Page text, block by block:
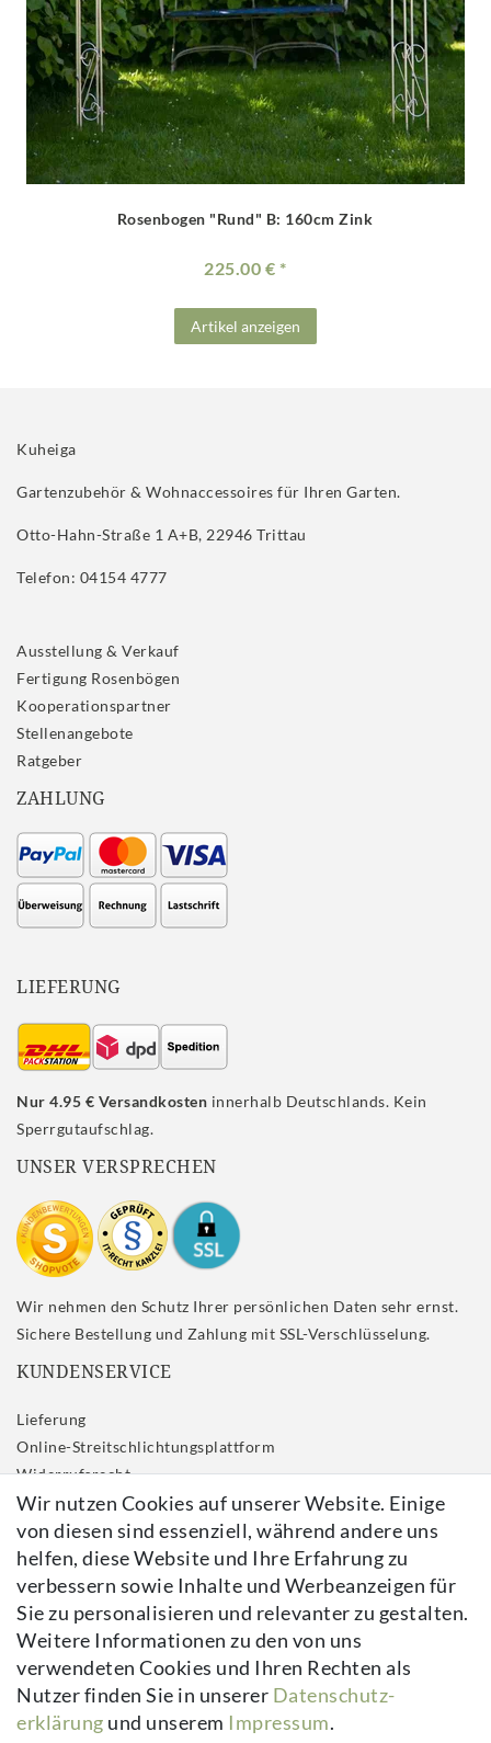
Rosenbogen "Rund" B: 160cm Zink
225.00 €
Artikel anzeigen
Kuheiga
Gartenzubehör & Wohnaccessoires für Ihren Garten.
Otto-Hahn-Straße 1 A+B, 22946 Trittau
Telefon: 04154 4777
Ausstellung & Verkauf
Fertigung Rosenbögen
Kooperationspartner
Stellenangebote
Ratgeber
ZAHLUNG
LIEFERUNG
Nur 4.95 € Versandkosten innerhalb Deutschlands. Kein
Sperrgutaufschlag.
UNSER VERSPRECHEN
Wir nehmen den Schutz Ihrer persönlichen Daten sehr ernst.
Sichere Bestellung und Zahlung mit SSL-Verschlüsselung.
KUNDENSERVICE
Lieferung
Online-Streitschlichtungsplattform
Widerrufs­recht
Impressum
Daten­schutz­erklärung
AGB
Kontakt
Vertrag widerrufen
Newsletter
E-MAIL **
Newsletter
Wir nutzen Cookies auf unserer Website. Einige
von diesen sind essenziell, während andere uns
helfen, diese Website und Ihre Erfahrung zu
verbessern sowie Inhalte und Werbeanzeigen für
Sie zu personalisieren und relevanter zu gestalten.
Weitere Informationen zu den von uns
verwendeten Cookies und Ihren Rechten als
Nutzer finden Sie in unserer Daten­schutz­
erklärung und unserem Impressum.